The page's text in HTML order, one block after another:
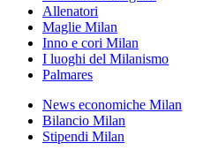
Allenatori
Maglie Milan
Inno e cori Milan
I luoghi del Milanismo
Palmares
News economiche Milan
Bilancio Milan
Stipendi Milan